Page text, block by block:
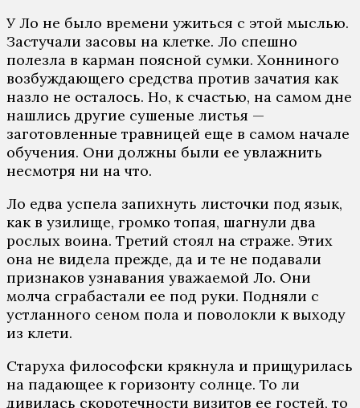
У Ло не было времени ужиться с этой мыслью.
Застучали засовы на клетке. Ло спешно
полезла в карман поясной сумки. Хонниного
возбуждающего средства против зачатия как
назло не осталось. Но, к счастью, на самом дне
нашлись другие сушеные листья —
заготовленные травницей еще в самом начале
обучения. Они должны были ее увлажнить
несмотря ни на что.
Ло едва успела запихнуть листочки под язык,
как в узилище, громко топая, шагнули два
рослых воина. Третий стоял на страже. Этих
она не видела прежде, да и те не подавали
признаков узнавания уважаемой Ло. Они
молча сграбастали ее под руки. Подняли с
устланного сеном пола и поволокли к выходу
из клети.
Старуха философски крякнула и прищурилась
на падающее к горизонту солнце. То ли
дивилась скоротечности визитов ее гостей, то